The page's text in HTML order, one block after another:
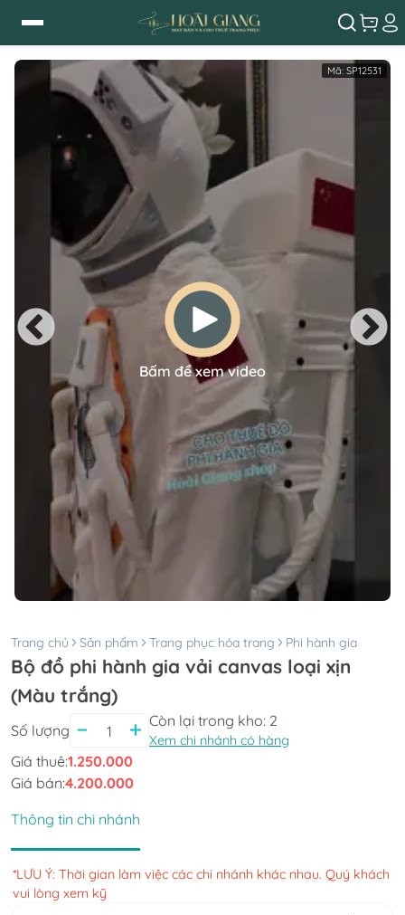
Mã: SP12531
Bấm để xem video
Trang chủ Sản phẩm Trang phục hóa trang Phi hành gia
Bộ đồ phi hành gia vải canvas loại xịn
(Màu trắng)
Số lượng
Còn lại trong kho: 2
Xem chi nhánh có hàng
Giá thuê:1.250.000
Giá bán:4.200.000
Thông tin chi nhánh
*LƯU Ý: Thời gian làm việc các chi nhánh khác nhau. Quý khách
vui lòng xem kỹ